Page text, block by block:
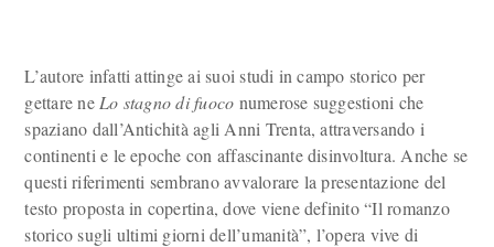
L’autore infatti attinge ai suoi studi in campo storico per
gettare ne Lo stagno di fuoco numerose suggestioni che
spaziano dall’Antichità agli Anni Trenta, attraversando i
continenti e le epoche con affascinante disinvoltura. Anche se
questi riferimenti sembrano avvalorare la presentazione del
testo proposta in copertina, dove viene definito “Il romanzo
storico sugli ultimi giorni dell’umanità”, l’opera vive di